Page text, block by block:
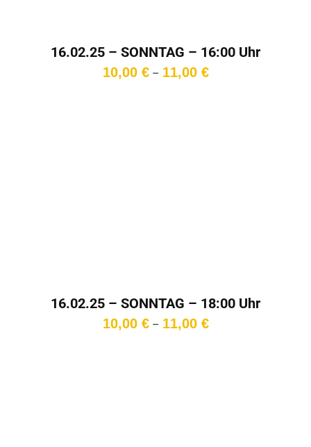
16.02.25 – SONNTAG – 16:00 Uhr
10,00 € – 11,00 €Preisspanne:
16.02.25 – SONNTAG – 18:00 Uhr
10,00 € – 11,00 €Preisspanne: